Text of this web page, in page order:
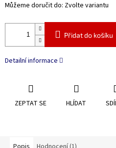
Můžeme doručit do: Zvolte variantu
Přidat do košíku
Detailní informace
ZEPTAT SE HLÍDAT